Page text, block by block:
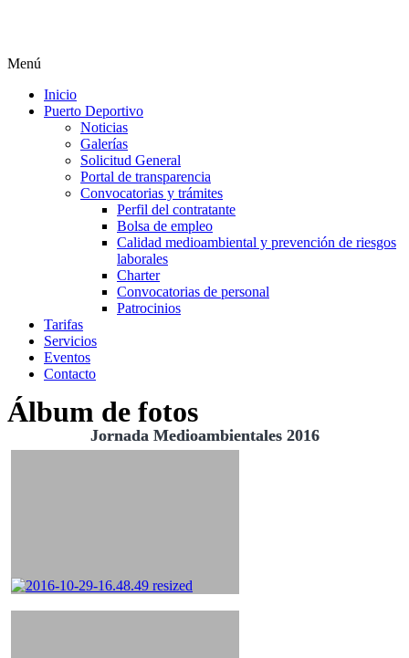
Menú
Inicio
Puerto Deportivo
Noticias
Galerías
Solicitud General
Portal de transparencia
Convocatorias y trámites
Perfil del contratante
Bolsa de empleo
Calidad medioambiental y prevención de riesgos
laborales
Charter
Convocatorias de personal
Patrocinios
Tarifas
Servicios
Eventos
Contacto
Álbum de fotos
Jornada Medioambientales 2016